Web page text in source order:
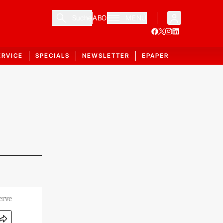
ABO
SPECIALS NEWSLETTER EPAPER